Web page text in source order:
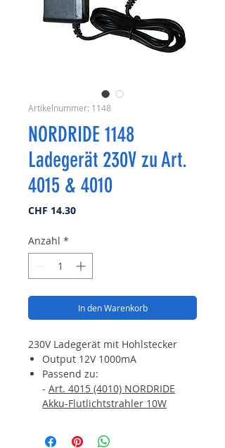
Artikelnummer: 1148
NORDRIDE 1148
Ladegerät 230V zu Art.
4015 & 4010
CHF 14.30Preis
Anzahl *
In den Warenkorb
230V Ladegerät mit Hohlstecker
Output 12V 1000mA
Passend zu:
- Art. 4015 (4010) NORDRIDE
Akku-Flutlichtstrahler 10W